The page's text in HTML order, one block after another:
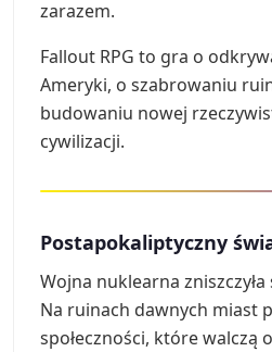
zarazem.
Fallout RPG to gra o
Ameryki, o szabrowaniu
budowaniu nowej
cywilizacji.
Postapokaliptyczny
Wojna nuklearna
Na ruinach dawnych miast
społeczności, które walczą